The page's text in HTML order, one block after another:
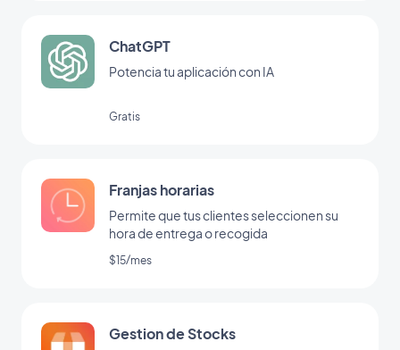
ChatGPT
Potencia tu aplicación con IA
Gratis
Franjas horarias
Permite que tus clientes seleccionen su
hora de entrega o recogida
$15/mes
Gestion de Stocks